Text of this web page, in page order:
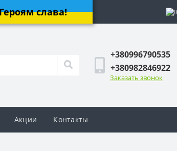
слава!
+380996790535
+380982846922
Заказать звонок
Акции Контакты